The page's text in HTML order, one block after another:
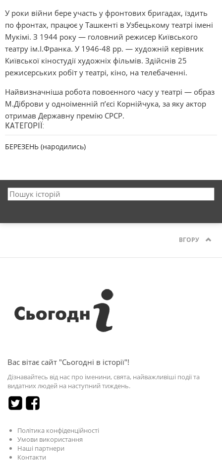
У роки війни бере участь у фронтових бригадах, їздить
по фронтах, працює у Ташкенті в Узбецькому театрі імені
Мукімі. З 1944 року — головний режисер Київського
театру ім.І.Франка. У 1946-48 рр. — художній керівник
Київської кіностудії художніх фільмів. Здійснів 25
режисерських робіт у театрі, кіно, на телебаченні.
Найвизначніша робота повоєнного часу у театрі — образ
М.Діброви у одноіменній п’єсі Корнійчука, за яку актор
отримав Державну премію СРСР.
КАТЕГОРІЇ:
БЕРЕЗЕНЬ (народились)
ВГОРУ
Вас вітає сайт "Сьогодні в історії"!
Дізнавайтесь від нас про іменини, свята, найважливіші події та
видатних людей на наступний тиждень.
Політика конфіденційності
Умови використання
Наші партнери
Контакти